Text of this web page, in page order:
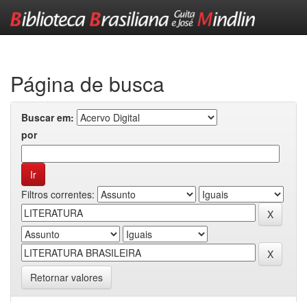
Página de busca
Buscar em:
por
Filtros correntes:
Retornar valores